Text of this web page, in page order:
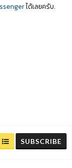
ได้เลยครับ.
SUBSCRIBE